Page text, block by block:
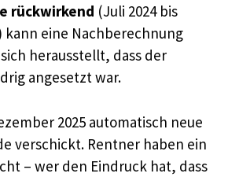
rückwirkend (Juli 2024 bis
kann eine Nachberechnung
herausstellt, dass der
angesetzt war.
2025 automatisch neue
verschickt. Rentner haben ein
– wer den Eindruck hat, dass